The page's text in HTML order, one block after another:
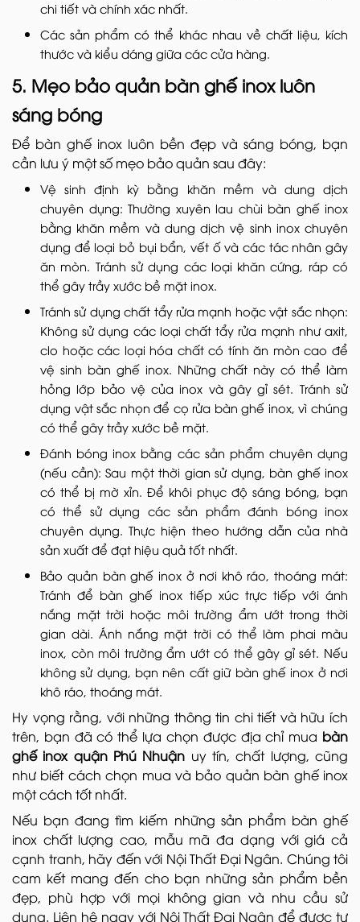
chi tiết và chính xác nhất.
Các sản phẩm có thể khác nhau về chất liệu, kích
thước và kiểu dáng giữa các cửa hàng.
5. Mẹo bảo quản bàn ghế inox luôn
sáng bóng
Để bàn ghế inox luôn bền đẹp và sáng bóng, bạn
cần lưu ý một số mẹo bảo quản sau đây:
Vệ sinh định kỳ bằng khăn mềm và dung dịch
chuyên dụng: Thường xuyên lau chùi bàn ghế inox
bằng khăn mềm và dung dịch vệ sinh inox chuyên
dụng để loại bỏ bụi bẩn, vết ố và các tác nhân gây
ăn mòn. Tránh sử dụng các loại khăn cứng, ráp có
thể gây trầy xước bề mặt inox.
Tránh sử dụng chất tẩy rửa mạnh hoặc vật sắc nhọn:
Không sử dụng các loại chất tẩy rửa mạnh như axit,
clo hoặc các loại hóa chất có tính ăn mòn cao để
vệ sinh bàn ghế inox. Những chất này có thể làm
hỏng lớp bảo vệ của inox và gây gỉ sét. Tránh sử
dụng vật sắc nhọn để cọ rửa bàn ghế inox, vì chúng
có thể gây trầy xước bề mặt.
Đánh bóng inox bằng các sản phẩm chuyên dụng
(nếu cần): Sau một thời gian sử dụng, bàn ghế inox
có thể bị mờ xỉn. Để khôi phục độ sáng bóng, bạn
có thể sử dụng các sản phẩm đánh bóng inox
chuyên dụng. Thực hiện theo hướng dẫn của nhà
sản xuất để đạt hiệu quả tốt nhất.
Bảo quản bàn ghế inox ở nơi khô ráo, thoáng mát:
Tránh để bàn ghế inox tiếp xúc trực tiếp với ánh
nắng mặt trời hoặc môi trường ẩm ướt trong thời
gian dài. Ánh nắng mặt trời có thể làm phai màu
inox, còn môi trường ẩm ướt có thể gây gỉ sét. Nếu
không sử dụng, bạn nên cất giữ bàn ghế inox ở nơi
khô ráo, thoáng mát.
Hy vọng rằng, với những thông tin chi tiết và hữu ích
trên, bạn đã có thể lựa chọn được địa chỉ mua bàn
ghế inox quận Phú Nhuận uy tín, chất lượng, cũng
như biết cách chọn mua và bảo quản bàn ghế inox
một cách tốt nhất.
Nếu bạn đang tìm kiếm những sản phẩm bàn ghế
inox chất lượng cao, mẫu mã đa dạng với giá cả
cạnh tranh, hãy đến với Nội Thất Đại Ngân. Chúng tôi
cam kết mang đến cho bạn những sản phẩm bền
đẹp, phù hợp với mọi không gian và nhu cầu sử
dụng. Liên hệ ngay với Nội Thất Đại Ngân để được tư